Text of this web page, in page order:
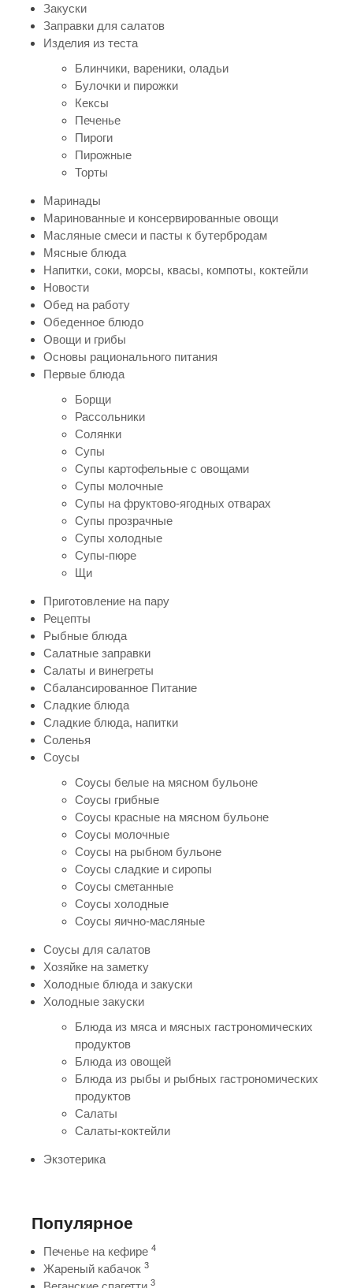
Закуски
Заправки для салатов
Изделия из теста
Блинчики, вареники, оладьи
Булочки и пирожки
Кексы
Печенье
Пироги
Пирожные
Торты
Маринады
Маринованные и консервированные овощи
Масляные смеси и пасты к бутербродам
Мясные блюда
Напитки, соки, морсы, квасы, компоты, коктейли
Новости
Обед на работу
Обеденное блюдо
Овощи и грибы
Основы рационального питания
Первые блюда
Борщи
Рассольники
Солянки
Супы
Супы картофельные с овощами
Супы молочные
Супы на фруктово-ягодных отварах
Супы прозрачные
Супы холодные
Супы-пюре
Щи
Приготовление на пару
Рецепты
Рыбные блюда
Салатные заправки
Салаты и винегреты
Сбалансированное Питание
Сладкие блюда
Сладкие блюда, напитки
Соленья
Соусы
Соусы белые на мясном бульоне
Соусы грибные
Соусы красные на мясном бульоне
Соусы молочные
Соусы на рыбном бульоне
Соусы сладкие и сиропы
Соусы сметанные
Соусы холодные
Соусы яично-масляные
Соусы для салатов
Хозяйке на заметку
Холодные блюда и закуски
Холодные закуски
Блюда из мяса и мясных гастрономических
продуктов
Блюда из овощей
Блюда из рыбы и рыбных гастрономических
продуктов
Салаты
Салаты-коктейли
Экзотерика
Популярное
Печенье на кефире 4
Жареный кабачок 3
3